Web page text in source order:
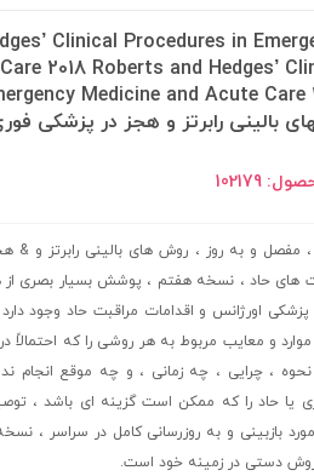
Clinical Procedures in
2018 Roberts and Hedges’
Medicine and Acute Care
بالینی رابرتز و هجز در پزشکی
102179
مفصل و به روز ، روش های بالینی رابرتز و
های حاد ، نسخه هفتم ، پوشش بسیار بصری
اورژانس و اقدامات مراقبت حاد وجود
و معایب مربوط به هر روشی را که احتمالاً
نحوه ، چرایی ، چه زمانی ، و چه موقع انجام
یا حاد را که ممکن است گزینه ای باشد ،
بازبینی و به روزرسانی کامل در سراسر ،
دستی در زمینه خود است.